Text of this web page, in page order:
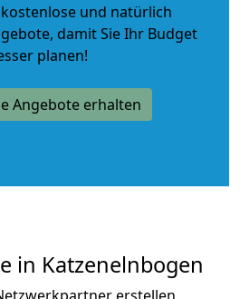
und natürlich
, damit Sie Ihr Budget
planen!
Angebote erhalten
in Katzenelnbogen
erstellen